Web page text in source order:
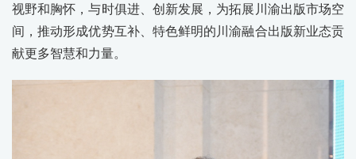
视野和胸怀，与时俱进、创新发展，为拓展川渝出版市场空
间，推动形成优势互补、特色鲜明的川渝融合出版新业态贡
献更多智慧和力量。